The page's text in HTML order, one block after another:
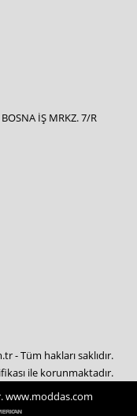
İŞ MRKZ. 7/R
- Tüm hakları saklıdır.
ile korunmaktadır.
www.moddas.com